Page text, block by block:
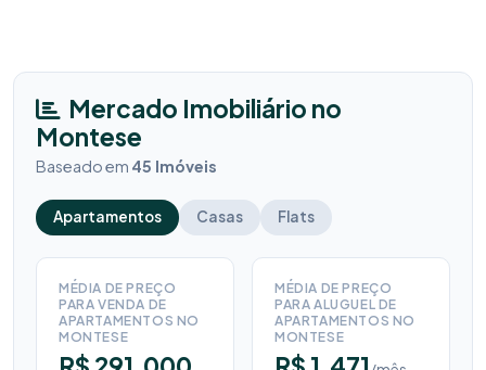
Mercado Imobiliário no
Montese
Baseado em 45 Imóveis
Apartamentos Casas Flats
MÉDIA DE PREÇO
PARA VENDA DE
APARTAMENTOS NO
MONTESE
MÉDIA DE PREÇO
PARA ALUGUEL DE
APARTAMENTOS NO
MONTESE